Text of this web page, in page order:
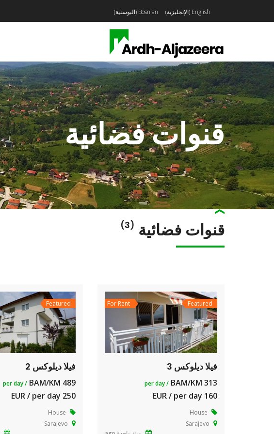
Bosnian
(البوسنية) English
(الإنجليزية)
قنوات فضائية
قنوات فضائية (3)
Featured
For Rent
فيلا ديلوكس 3
313 BAM/KM
/ per day
160 EUR / per day
House
Sarajevo
Featured
فيلا ديلوكس 2
489 BAM/KM
/ per day
250 EUR / per day
House
Sarajevo